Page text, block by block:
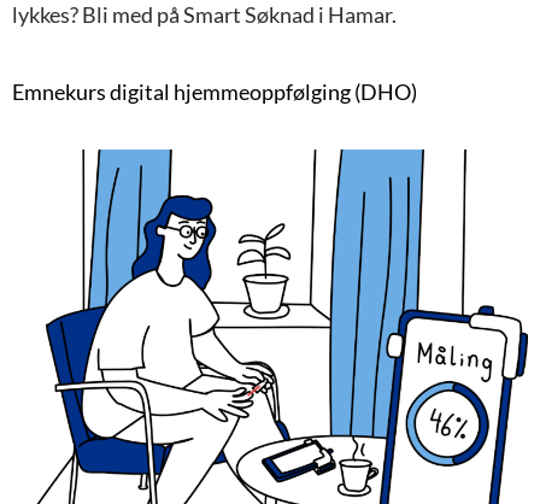
lykkes? Bli med på Smart Søknad i Hamar.
Emnekurs digital hjemmeoppfølging (DHO)